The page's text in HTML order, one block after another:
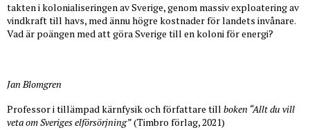
takten i kolonialiseringen av Sverige, genom massiv exploatering av
vindkraft till havs, med ännu högre kostnader för landets invånare.
Vad är poängen med att göra Sverige till en koloni för energi?
Jan Blomgren
Professor i tillämpad kärnfysik och författare till boken “Allt du vill
veta om Sveriges elförsörjning”(Timbro förlag, 2021)